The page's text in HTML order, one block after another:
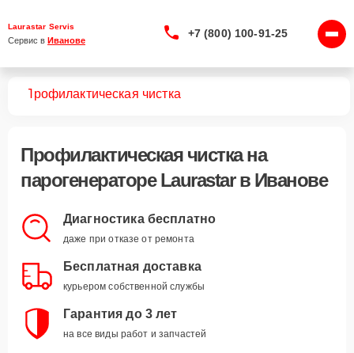
Laurastar Servis
Сервис в Иванове
+7 (800) 100-91-25
Профилактическая чистка
Профилактическая чисткана
парогенераторе Laurastar в Иванове
Диагностика бесплатно
даже при отказе от ремонта
Бесплатная доставка
курьером собственной службы
Гарантия до 3 лет
на все виды работ и запчастей